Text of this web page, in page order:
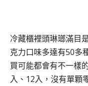
冷藏櫃裡頭琳瑯滿目
克力口味多達有50多
買可能都會有不一樣
入、12入，沒有單顆